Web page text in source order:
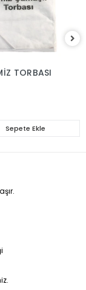
TORBASI
Sepete Ekle